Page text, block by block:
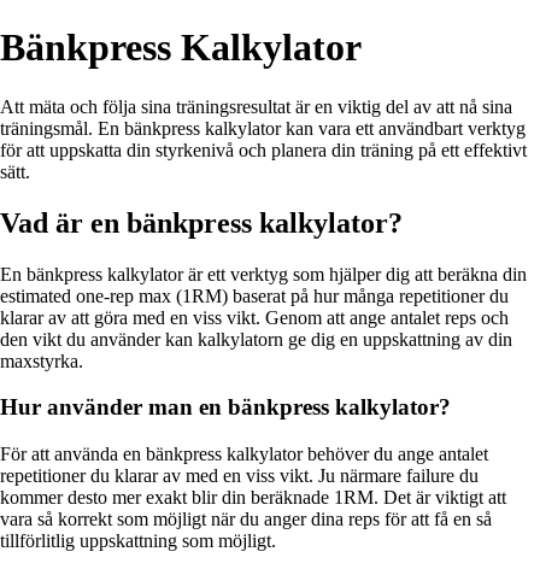
Bänkpress Kalkylator
Att mäta och följa sina träningsresultat är en viktig del av att nå sina
träningsmål. En bänkpress kalkylator kan vara ett användbart verktyg
för att uppskatta din styrkenivå och planera din träning på ett effektivt
sätt.
Vad är en bänkpress kalkylator?
En bänkpress kalkylator är ett verktyg som hjälper dig att beräkna din
estimated one-rep max (1RM) baserat på hur många repetitioner du
klarar av att göra med en viss vikt. Genom att ange antalet reps och
den vikt du använder kan kalkylatorn ge dig en uppskattning av din
maxstyrka.
Hur använder man en bänkpress kalkylator?
För att använda en bänkpress kalkylator behöver du ange antalet
repetitioner du klarar av med en viss vikt. Ju närmare failure du
kommer desto mer exakt blir din beräknade 1RM. Det är viktigt att
vara så korrekt som möjligt när du anger dina reps för att få en så
tillförlitlig uppskattning som möjligt.